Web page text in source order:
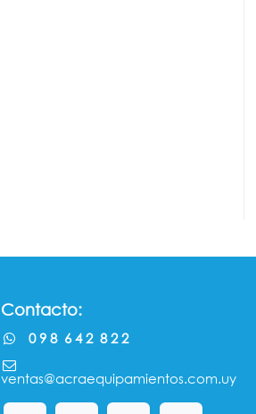
Contacto:
0 9 8 6 4 2 8 2 2
ventas@acraequipamientos.com.uy